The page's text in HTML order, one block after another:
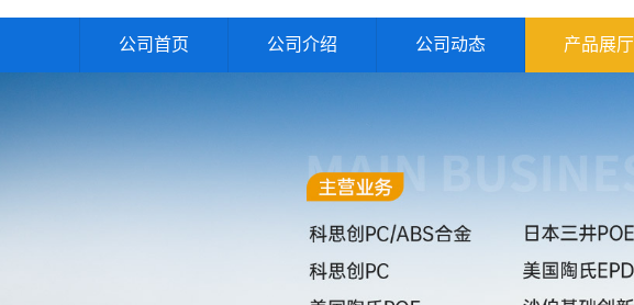
公司首页 公司介绍 公司动态 产品展厅